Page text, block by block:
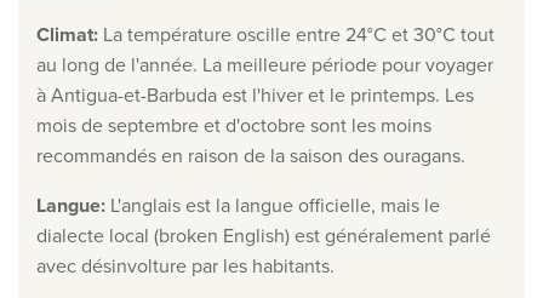
Climat: La température oscille entre 24°C et 30°C tout
au long de l'année. La meilleure période pour voyager
à Antigua-et-Barbuda est l'hiver et le printemps. Les
mois de septembre et d'octobre sont les moins
recommandés en raison de la saison des ouragans.
Langue: L'anglais est la langue officielle, mais le
dialecte local (broken English) est généralement parlé
avec désinvolture par les habitants.